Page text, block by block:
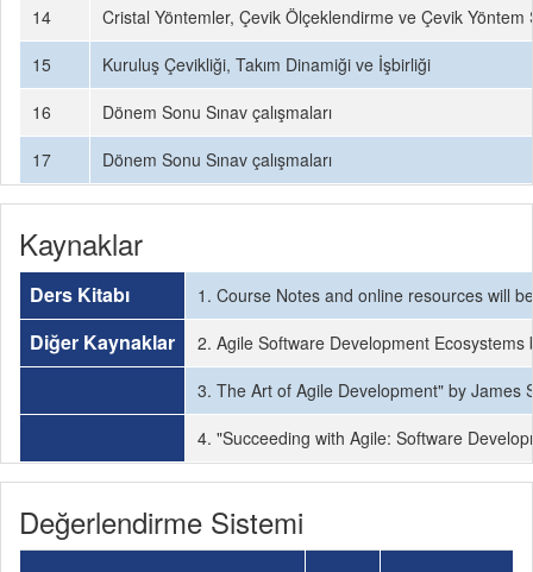
14
Cristal Yöntemler, Çevik Ölçeklendirme ve Çevik Yöntem
15
Kuruluş Çevikliği, Takım Dinamiği ve İşbirliği
16
Dönem Sonu Sınav çalışmaları
17
Dönem Sonu Sınav çalışmaları
Kaynaklar
Ders Kitabı 1. Course Notes and online resources will
Diğer Kaynaklar
2. Agile Software Development
3. The Art of Agile Development" by
4. "Succeeding with Agile: Software
Değerlendirme Sistemi